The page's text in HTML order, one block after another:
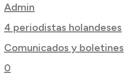
Admin
4 periodistas holandeses
Comunicados y boletines
0